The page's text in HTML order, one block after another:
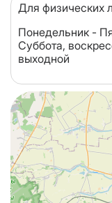
Для физических
Понедельник -
Суббота,
выходной